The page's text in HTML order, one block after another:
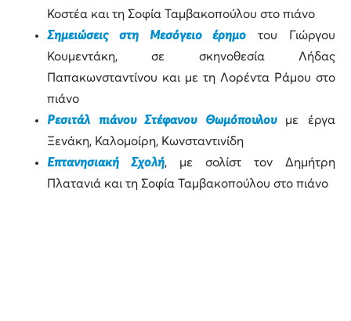
Κοστέα και τη Σοφία Ταμβακοπούλου στο πιάνο
Σημειώσεις στη Μεσόγειο έρημο του Γιώργου
Κουμεντάκη, σε σκηνοθεσία Λήδας
Παπακωνσταντίνου και με τη Λορέντα Ράμου στο
πιάνο
Ρεσιτάλ πιάνου Στέφανου Θωμόπουλουμε έργα
Ξενάκη, Καλομοίρη, Κωνσταντινίδη
Επτανησιακή Σχολή, με σολίστ τον Δημήτρη
Πλατανιά και τη Σοφία Ταμβακοπούλου στο πιάνο